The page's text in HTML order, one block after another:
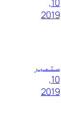
10,
2019
ستمبر
10,
2019